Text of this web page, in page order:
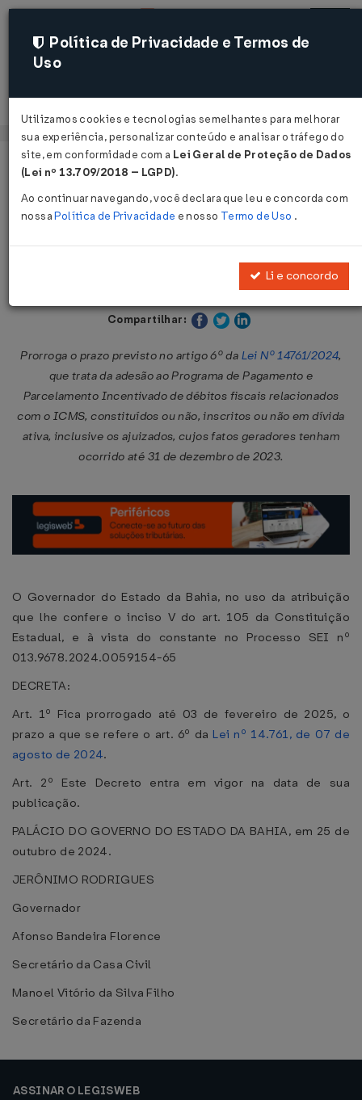
Acessar
Página Inicial Legislações
Decreto Nº 23186 DE 25/10/2024
Publicado no DOE - BA em 26 out 2024
Compartilhar:
Prorroga o prazo previsto no artigo 6º da Lei Nº 14761/2024,
que trata da adesão ao Programa de Pagamento e
Parcelamento Incentivado de débitos fiscais relacionados
com o ICMS, constituídos ou não, inscritos ou não em dívida
ativa, inclusive os ajuizados, cujos fatos geradores tenham
ocorrido até 31 de dezembro de 2023.
O Governador do Estado da Bahia, no uso da atribuição
que lhe confere o inciso V do art. 105 da Constituição
Estadual, e à vista do constante no Processo SEI nº
013.9678.2024.0059154-65
DECRETA:
Art. 1º Fica prorrogado até 03 de fevereiro de 2025, o
prazo a que se refere o art. 6º da Lei nº 14.761, de 07 de
agosto de 2024.
Art. 2º Este Decreto entra em vigor na data de sua
publicação.
PALÁCIO DO GOVERNO DO ESTADO DA BAHIA, em 25 de
outubro de 2024.
JERÔNIMO RODRIGUES
Governador
Afonso Bandeira Florence
Secretário da Casa Civil
Manoel Vitório da Silva Filho
Secretário da Fazenda
ASSINAR O LEGISWEB
Política de Privacidade e Termos de
Uso
Utilizamos cookies e tecnologias semelhantes para melhorar
sua experiência, personalizar conteúdo e analisar o tráfego do
site, em conformidade com a Lei Geral de Proteção de Dados
(Lei nº 13.709/2018 – LGPD).
Ao continuar navegando, você declara que leu e concorda com
nossaPolítica de Privacidade e nosso Termo de Uso .
Li e concordo